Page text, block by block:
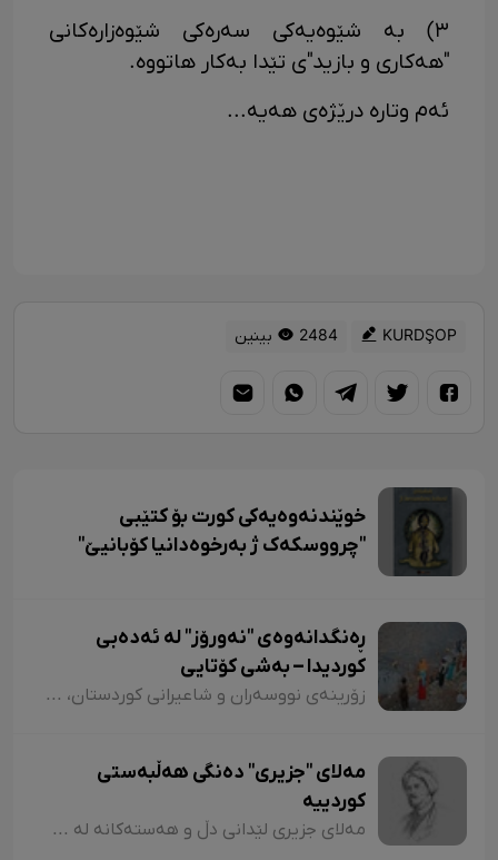
٣) بە شێوەیەکی سەرەکی شێوەزارەکانی
"هەکاری و بازید"ی تێدا بەکار هاتووە.
ئەم وتارە درێژەی هەیە...
KURDŞOP 2484 بینین
خوێندنەوەیەکی کورت بۆ کتێبی
"چرووسکەک ژ بەرخوەدانیا کۆبانیێ"
ڕەنگدانەوەی "نەورۆز" لە ئەدەبی
کوردیدا – بەشی کۆتایی
زۆرینەی نووسەران و شاعیرانی کوردستان، لە شیعر و دەقەکانیاندا بە شێوازی جۆراوجۆر باسی نەورۆزیان کردووە کە لەبەر نەبوونی مەجال تەنیا ئاماژەمان بە چەند شاعیر و چەند نموونە شیعر کرد. پێم خۆشە لە کۆتاییشدا ئاماژە بەوە بکەم کە شاعیران "موخلیس، عەونی، هەژار، زاری، عەلی حەسەنیانی، ژیلا حسەینی، محەممەد ساڵح دیلان، ئەسیری، ناسر ئاغابرا، جەلال مەلەکشا، شێرکۆ بێکەس و عەبدوڵڵا پەشێو و..." لە چەندین شیعریاندا باسی "نەورۆز"یان کردووە و لەسەر کوردستانیبوونی نەورۆز جەختیان کردووەتەوە.
مەلای "جزیری" دەنگی هەڵبەستی
کوردییە
مەلای جزیری لێدانی دڵ و هەستەکانە لە شیعری کلاسیکدا. مەلای جزیری ساڵی ١٥٦٥ لە جزیری بۆتان لەدایک بووە. ناوی "ئەحمەد"ە و لە شیعردا نازناوی "نیشانی، مەلێ و مەلا"یە و لە سەدەی ١٧دا ژیاوە. مەلا ئەحمەد جزیری لەسەر دەستی باوکی (شێخ محەممەد) دەستی بە خوێندن کردووە و لە مەدرەسەی "هەکاری و عیمادی" درێژەی بە خوێندن داوە.